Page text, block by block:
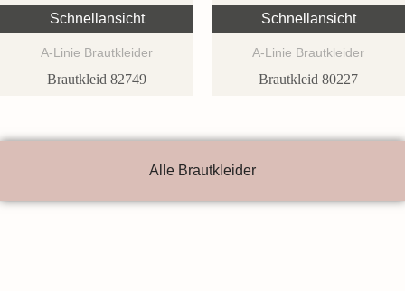
Schnellansicht
A-Linie Brautkleider
Brautkleid 82749
Schnellansicht
A-Linie Brautkleider
Brautkleid 80227
Alle Brautkleider